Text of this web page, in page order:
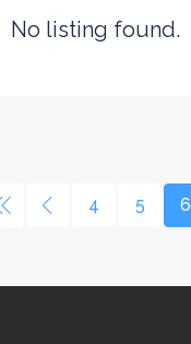
No listing found.
4 5 6